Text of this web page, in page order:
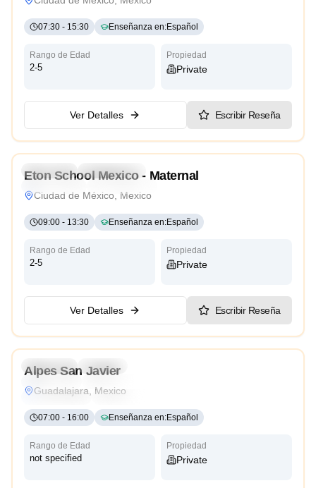
07:30 - 15:30 Enseñanza en:Español
Rango de Edad
2-5
Propiedad
Private
Ver Detalles Escribir Reseña
Preschool
Kindergarten
Eton School Mexico - Maternal
Ciudad de México, Mexico
09:00 - 13:30 Enseñanza en:Español
Rango de Edad
2-5
Propiedad
Private
Ver Detalles Escribir Reseña
Preschool
Daycare
Montessori
Reggio Emilia
Cambridge
Alpes San Javier
Guadalajara, Mexico
07:00 - 16:00 Enseñanza en:Español
Rango de Edad
not specified
Propiedad
Private